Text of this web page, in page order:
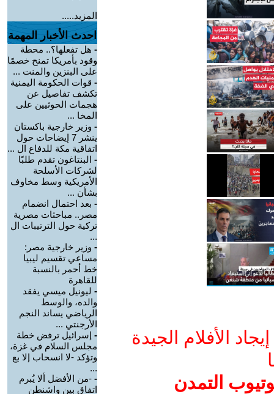
الأفلام الجيدة
التمدن
المزيد.....
احدث الأخبار المهمة
- هل تفعلها؟.. محطة
وقود بأمريكا تمنح خصمًا
على البنزين والمنت ...
- قوات الحكومة اليمنية
تكشف تفاصيل عن
هجمات الحوثيين على
المخا ...
- وزير خارجية باكستان
ينشر 7 إيضاحات حول
اتفاقية مكة للدفاع ال ...
- البنتاغون تقدم طلبًا
لشركات الأسلحة
الأمريكية وسط مخاوف
بشأن ...
- بعد احتمال انضمام
مصر.. مباحثات مصرية
تركية حول الترتيبات ال
...
- وزير خارجية مصر:
مساعي تقسيم ليبيا
خط أحمر بالنسبة
للقاهرة
- ليونيل ميسي يفقد
والده، والوسط
الرياضي يساند النجم
الأرجنتي ...
- إسرائيل ترفض خطة
مجلس السلام في غزة،
وتؤكد -لا انسحاب إلا بع
...
- -من الأفضل ألا يُبرم
اتفاق بين واشنطن